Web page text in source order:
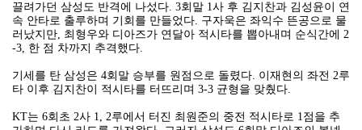
끌려가던 삼성도 반격에 나섰다. 3회말 1사 후 김지찬과 김성윤이 연
속 안타로 출루하며 기회를 만들었다. 구자욱은 좌익수 뜬공으로 물
러났지만, 최형우와 디아즈가 연달아 적시타를 뽑아내며 순식간에 2
-3, 한 점 차까지 추격했다.
기세를 탄 삼성은 4회말 승부를 원점으로 돌렸다. 이재현의 좌전 2루
타 이후 김지찬이 적시타를 터뜨리며 3-3 균형을 맞췄다.
KT는 6회초 2사 1, 2루에서 터진 최원준의 중전 적시타로 1점을 추